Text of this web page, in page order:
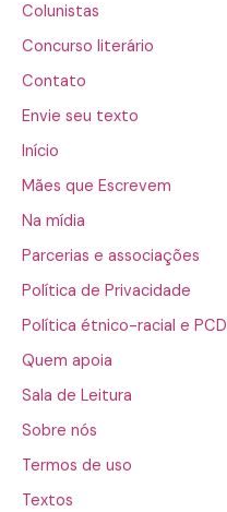
Colunistas
Concurso literário
Contato
Envie seu texto
Início
Mães que Escrevem
Na mídia
Parcerias e associações
Política de Privacidade
Política étnico-racial e PCD
Quem apoia
Sala de Leitura
Sobre nós
Termos de uso
Textos